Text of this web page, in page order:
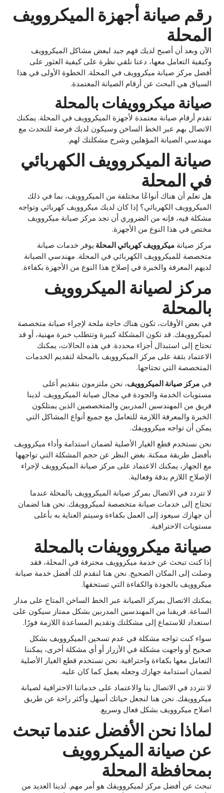
رقم صيانة أجهزة الميكروويف
المحلة
الآن وبعد أن أصبح لديك فهم جيد لبعض مشاكل الميكروويف
وكيفية التعامل معها، دعنا نلقي نظرة على كيفية العثور على
أفضل مركز صيانة ميكروويف في المحلة. الخطوة الأولى في هذا
السياق هي البحث عن أرقام الصيانة المعتمدة.
صيانة ميكروويفات بالمحلة
تقدم أرقام صيانة معتمدة لأجهزة الميكروويف في المحلة. يمكنك
الاتصال بهم عبر الخط الساخن وسيكون لديك فرصة للتحدث مع
مهندسي الصيانة المؤهلين وشرح مشكلتك لهم.
صيانة الميكروويف الكهربائي
في المحلة
هل تعلم أن هناك أنواعًا مختلفة من الميكروويف، بما في ذلك
الميكروويف الكهربائي؟ إذا كان لديك ميكروويف كهربائي وتواجه
مشكلة فيه، فإنه من الضروري أن تجد مركز صيانة ميكروويف
مختص في هذا النوع من الأجهزة.
مركز صيانة ميكروويف كهربائي المحلة يوفر خدمات صيانة
متخصصة للميكروويف الكهربائي في المحلة. مهندسي الصيانة
لديهم المعرفة والخبرة في إصلاح هذا النوع من الأجهزة بكفاءة.
مركز لصيانة الميكروويف
بالمحلة
في بعض الأوقات، تكون هناك حاجة ملحة لإجراء صيانة متخصصة
لميكروويفك. قد تكون المشكلة كبيرة وتتطلب خبرة مهنية، أو قد
تحتاج إلى استبدال أجزاء محددة. في هذه الحالات، يمكنك
الاعتماد بثقة على مركز الميكروويف بالمحلة لتقديم الخدمات
المتخصصة التي تحتاجها.
في مركز صيانة الميكروويف، نحن ملتزمون بتقديم أعلى
مستويات الخدمة والجودة في مجال صيانة الميكروويف. لدينا
فريق من المهندسين المدربين والمتخصصين الذين يمتلكون
الخبرة والمعرفة اللازمة للتعامل مع جميع أنواع المشاكل التي
يمكن أن تواجه ميكروويفك.
نحن نستخدم قطع الغيار الأصلية لضمان استدامة وأداء ميكروويف
بأفضل طريقة ممكنة. بغض النظر عن حجم المشكلة التي تواجهها
مع الجهاز، يمكنك الاعتماد على مركز صيانة الميكروويف لإجراء
الإصلاح اللازم بدقة وفعالية.
لا تتردد في الاتصال بمركز صيانة الميكروويف بالمحلة عندما
تحتاج إلى خدمات صيانة متخصصة لميكروويفك. نحن هنا لضمان
أن جهازك سيعود إلى العمل بكفاءة وسيتم العناية به بأعلى
مستويات الاحترافية.
صيانة ميكروويفات بالمحلة
إذا كنت تبحث عن خدمة ميكروويف محترفة في المحلة، فقد
وصلت إلى المكان الصحيح. نحن هنا لنقدم لك أفضل خدمة صيانة
ميكروويف بالجودة والكفاءة التي تستحقها.
يمكنك الاتصال بمركز الصيانة عبر الخط الساخن المتاح على مدار
الساعة. فريقنا من المهندسين المدربين بشكل ممتاز سيكون على
استعداد للاستماع إلى مشكلتك وتقديم المساعدة اللازمة فورًا.
سواء كنت تواجه مشكلة في عدم تسخين الميكروويف بشكل
صحيح أو واجهت مشكلة في الأزرار أو أي مشكلة أخرى، يمكننا
التعامل معها بكفاءة واحترافية. نحن نستخدم قطع الغيار الأصلية
لضمان استدامة جهازك وجعله يعمل كما كان عليه.
لا تتردد في الاتصال بنا والاعتماد على خدماتنا الاحترافية لصيانة
ميكروويفك. نحن هنا لنجعل حياتك أسهل وأكثر راحة عن طريق
اصلاح ميكروويف بشكل فعال وسريع.
لماذا نحن الأفضل عندما تبحث
عن صيانة الميكروويف
بمحافظة المحلة
تبحث عن أفضل مركز لميكروويفك هو أمر مهم. لدينا العديد من